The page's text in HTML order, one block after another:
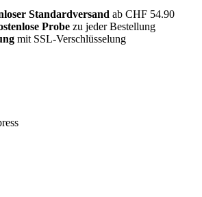
Standardversand ab CHF 54.90
Probe zu jeder Bestellung
mit SSL-Verschlüsselung